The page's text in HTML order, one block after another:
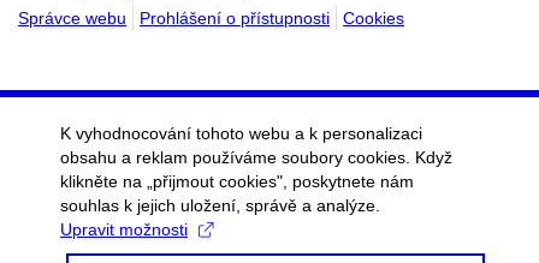
Správce webu
Prohlášení o přístupnosti Cookies
K vyhodnocování tohoto webu a k personalizaci
obsahu a reklam používáme soubory cookies. Když
klikněte na „přijmout cookies", poskytnete nám
souhlas k jejich uložení, správě a analýze.
Upravit možnosti